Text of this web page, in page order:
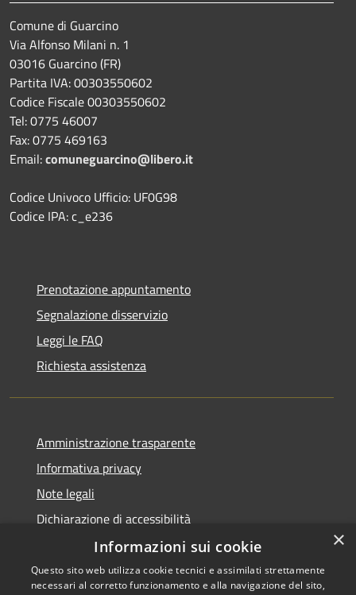
Comune di Guarcino
Via Alfonso Milani n. 1
03016 Guarcino (FR)
Partita IVA: 00303550602
Codice Fiscale 00303550602
Tel: 0775 46007
Fax: 0775 469163
Email:comuneguarcino@libero.it
Codice Univoco Ufficio: UF0G98
Codice IPA: c_e236
Prenotazione appuntamento
Segnalazione disservizio
Leggi le FAQ
Richiesta assistenza
Amministrazione trasparente
Informativa privacy
Note legali
Dichiarazione di accessibilità
×
Informazioni sui cookie
Questo sito web utilizza cookie tecnici e assimilati strettamente
necessari al corretto funzionamento e alla navigazione del sito,